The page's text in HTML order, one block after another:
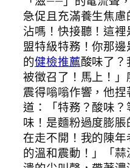
急促且充滿養生焦
沾嗎！快接聽！這
盟特級特務！你那
的健檢推薦酸味了
被徵召了！馬上！
震得嗡嗡作響，他
道：「特務？酸味
味！是麵粉過度膨
在走不開！我的陳
的溫和震動！」「